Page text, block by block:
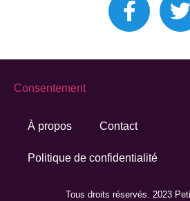
Tous droits réservés. 2023
À propos Contact
Politique de confidentialité
Consentement